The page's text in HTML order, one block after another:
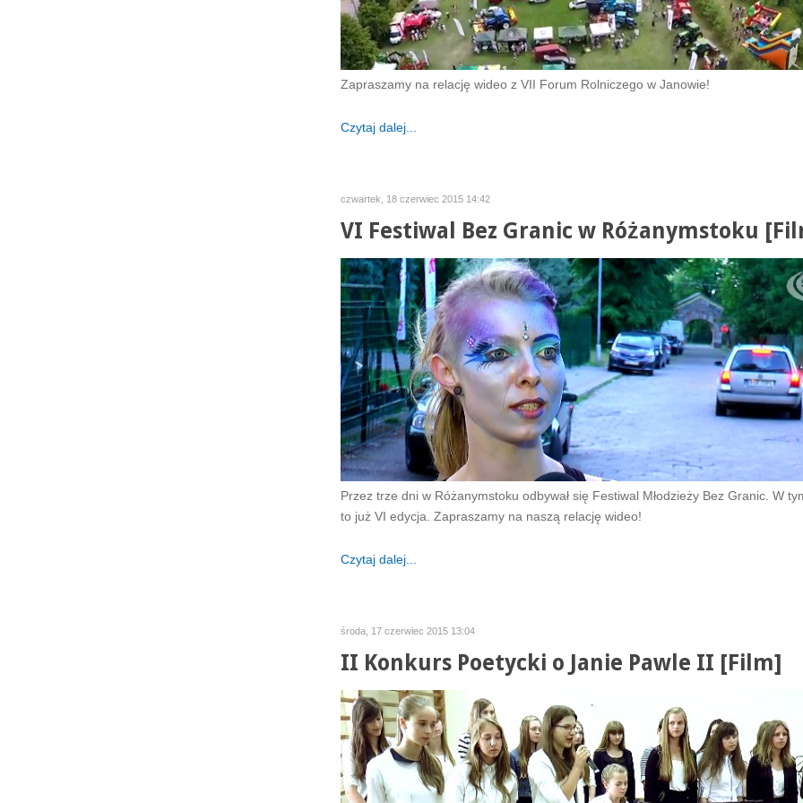
Zapraszamy na relację wideo z VII Forum Rolniczego w Janowie!
Czytaj dalej...
czwartek, 18 czerwiec 2015 14:42
VI Festiwal Bez Granic w Różanymstoku
Przez trze dni w Różanymstoku odbywał się Festiwal Młodzieży Bez Granic. W
to już VI edycja. Zapraszamy na naszą relację wideo!
Czytaj dalej...
środa, 17 czerwiec 2015 13:04
II Konkurs Poetycki o Janie Pawle II [Film]